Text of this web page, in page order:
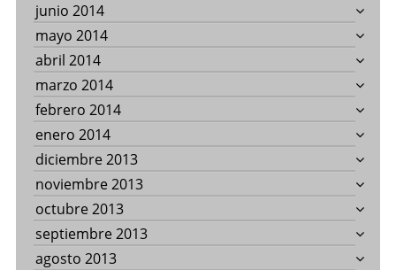
junio 2014
mayo 2014
abril 2014
marzo 2014
febrero 2014
enero 2014
diciembre 2013
noviembre 2013
octubre 2013
septiembre 2013
agosto 2013